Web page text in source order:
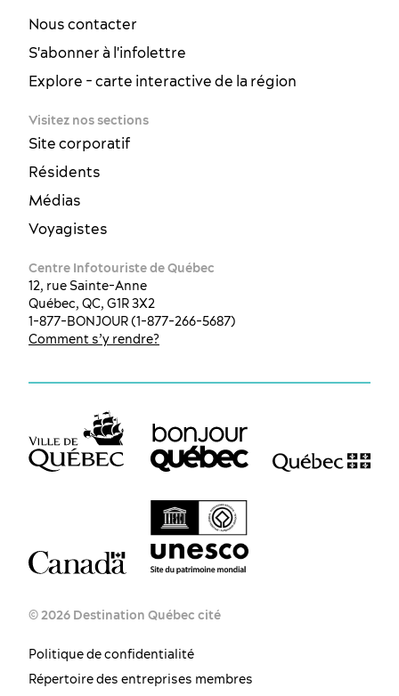
Nous contacter
S'abonner à l'infolettre
Explore - carte interactive de la région
Visitez nos sections
Site corporatif
Résidents
Médias
Voyagistes
Centre Infotouriste de Québec
12, rue Sainte-Anne
Québec, QC, G1R 3X2
1-877-BONJOUR (1-877-266-5687)
Comment s’y rendre?
© 2026 Destination Québec cité
Politique de confidentialité
Répertoire des entreprises membres